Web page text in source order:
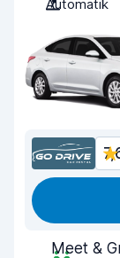
Automatik
Meet &